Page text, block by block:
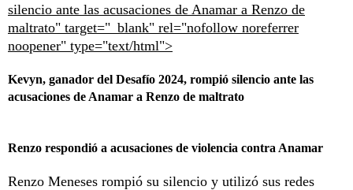
silencio ante las acusaciones de Anamar a Renzo de
maltrato" target="_blank" rel="nofollow noreferrer
noopener" type="text/html">
Kevyn, ganador del Desafío 2024, rompió silencio ante las
acusaciones de Anamar a Renzo de maltrato
Renzo respondió a acusaciones de violencia contra Anamar
Renzo Meneses rompió su silencio y utilizó sus redes